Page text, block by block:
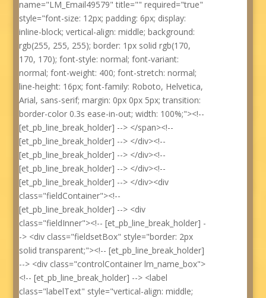
name="LM_Email49579" title="" required="true"
style="font-size: 12px; padding: 6px; display:
inline-block; vertical-align: middle; background:
rgb(255, 255, 255); border: 1px solid rgb(170,
170, 170); font-style: normal; font-variant:
normal; font-weight: 400; font-stretch: normal;
line-height: 16px; font-family: Roboto, Helvetica,
Arial, sans-serif; margin: 0px 0px 5px; transition:
border-color 0.3s ease-in-out; width: 100%;"><!--
[et_pb_line_break_holder] --> </span><!--
[et_pb_line_break_holder] --> </div><!--
[et_pb_line_break_holder] --> </div><!--
[et_pb_line_break_holder] --> </div><!--
[et_pb_line_break_holder] --> </div><div
class="fieldContainer"><!--
[et_pb_line_break_holder] --> <div
class="fieldInner"><!-- [et_pb_line_break_holder] -
-> <div class="fieldsetBox" style="border: 2px
solid transparent;"><!-- [et_pb_line_break_holder]
--> <div class="controlContainer lm_name_box">
<!-- [et_pb_line_break_holder] --> <label
class="labelText" style="vertical-align: middle;